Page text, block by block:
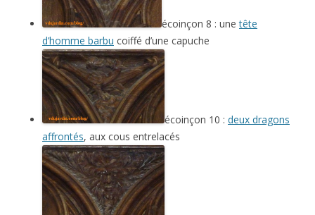
écoinçon 8 : unetête
d’homme barbu coiffé d’une capuche
écoinçon 10 : deux dragons
affrontés, aux cous entrelacés